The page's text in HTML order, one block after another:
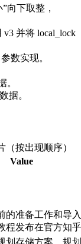
向下取整，
v3 并将 local_lock
数实现。
。
据。
（按出现顺序）
Value
的准备工作和导
程发布在官方知乎